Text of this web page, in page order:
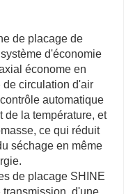
de placage de
d'économie
économe en
de circulation d'air
automatique
de la température, et
ce qui réduit
séchage en même
de placage SHINE